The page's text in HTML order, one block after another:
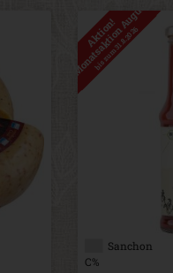
Aktion!
Monatsaktion August 2026
bis zum 31.8.2026
Sanchon
C%